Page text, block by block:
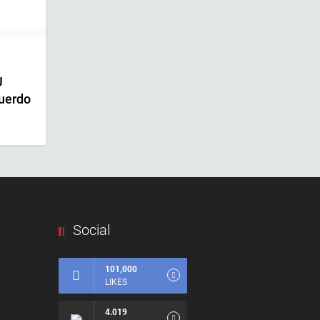
Social
101,000
LIKES
4.019